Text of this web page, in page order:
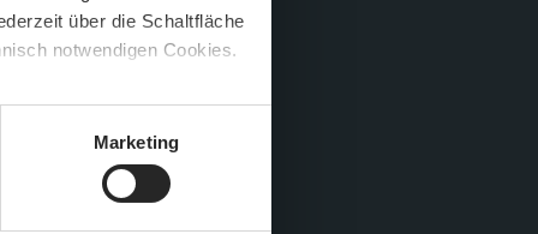
über die Schaltfläche
notwendigen Cookies.
Marketing